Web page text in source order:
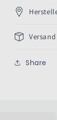
Versand
Share